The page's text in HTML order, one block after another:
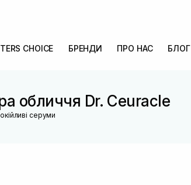
CHOICE БРЕНДИ ПРО НАС БЛОГ
обличчя Dr. Ceuracle
серуми